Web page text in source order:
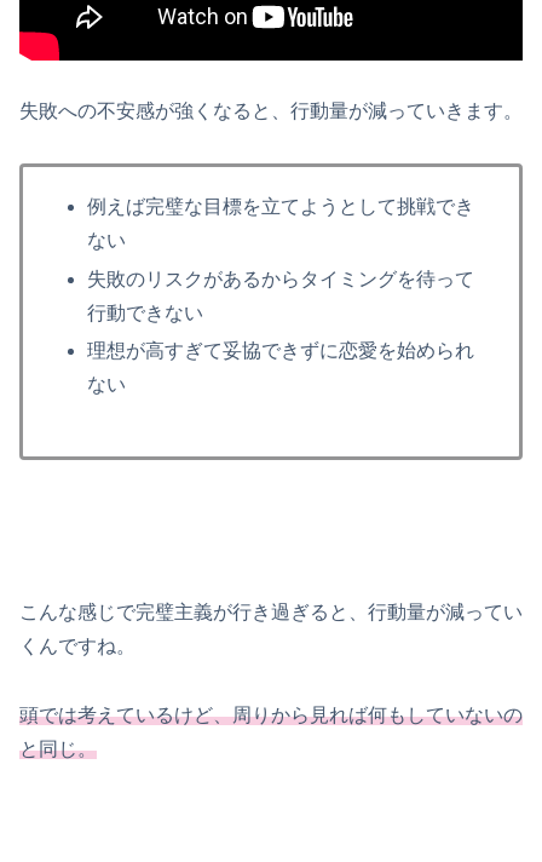
失敗への不安感が強くなると、行動量が減っていきます。
例えば完璧な目標を立てようとして挑戦でき
ない
失敗のリスクがあるからタイミングを待って
行動できない
理想が高すぎて妥協できずに恋愛を始められ
ない
こんな感じで完璧主義が行き過ぎると、行動量が減ってい
くんですね。
頭では考えているけど、周りから見れば何もしていないの
と同じ。